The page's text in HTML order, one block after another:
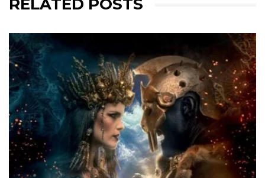
RELATED POSTS